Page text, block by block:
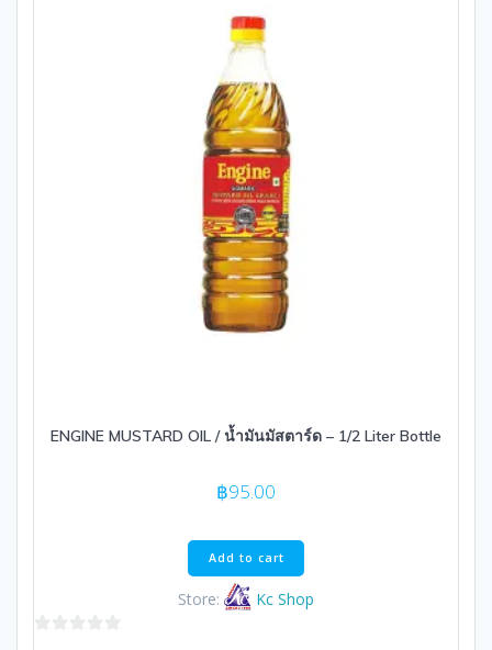
ENGINE MUSTARD OIL / น้ำมันมัสตาร์ด – 1/2 Liter Bottle
฿95.00
Add to cart
Store: Kc Shop